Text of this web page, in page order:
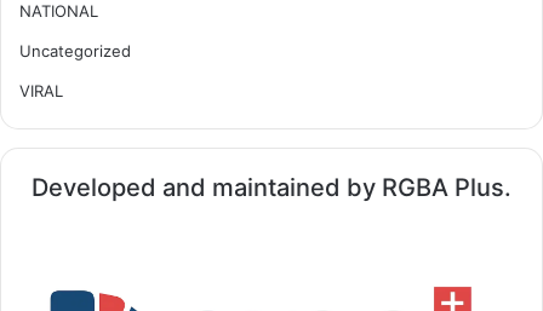
NATIONAL
Uncategorized
VIRAL
Developed and maintained by RGBA Plus.